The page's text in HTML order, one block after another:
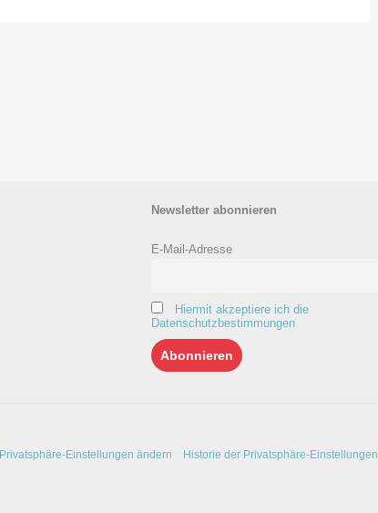
Newsletter abonnieren
E-Mail-Adresse
Hiermit akzeptiere ich die
Datenschutzbestimmungen
Privatsphäre-Einstellungen ändern Historie der Privatsphäre-Einstellungen